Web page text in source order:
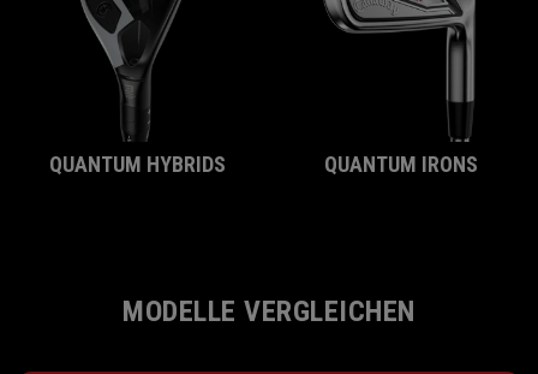
QUANTUM HYBRIDS QUANTUM IRONS
MODELLE VERGLEICHEN